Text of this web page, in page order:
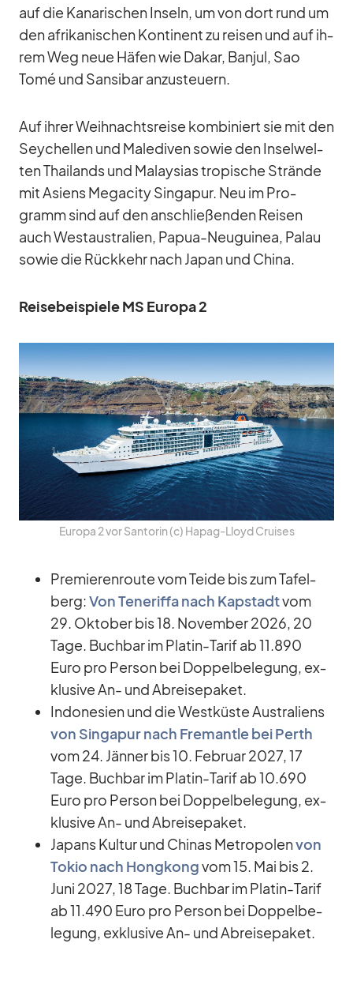
auf die Ka­na­ri­schen In­seln, um von dort rund um
den afri­ka­ni­schen Kon­ti­nent zu rei­sen und auf ih­
rem Weg neue Hä­fen wie Da­kar, Ban­jul, Sao
Tomé und San­si­bar an­zu­steu­ern.
Auf ih­rer Weih­nachts­reise kom­bi­niert sie mit den
Sey­chel­len und Ma­le­di­ven so­wie den In­sel­wel­
ten Thai­lands und Ma­lay­sias tro­pi­sche Strände
mit Asi­ens Me­ga­city Sin­ga­pur. Neu im Pro­
gramm sind auf den an­schlie­ßen­den Rei­sen
auch West­aus­tra­lien, Pa­pua-Neu­gui­nea, Pa­lau
so­wie die Rück­kehr nach Ja­pan und China.
Rei­se­bei­spiele MS Eu­ropa 2
Eu­ropa 2 vor San­to­rin (c) Ha­pag-Lloyd Crui­ses
Pre­mie­ren­route vom Teide bis zum Ta­fel­
berg:Von Te­ne­riffa nach Kap­stadtvom
29. Ok­to­ber bis 18. No­vem­ber 2026, 20
Tage. Buch­bar im Pla­tin-Ta­rif ab 11.890
Euro pro Per­son bei Dop­pel­be­le­gung, ex­
klu­sive An- und Ab­rei­se­pa­ket.
In­do­ne­sien und die West­küste Aus­tra­li­ens
von Sin­ga­pur nach Fre­mantle bei Perth
vom 24. Jän­ner bis 10. Fe­bruar 2027, 17
Tage. Buch­bar im Pla­tin-Ta­rif ab 10.690
Euro pro Per­son bei Dop­pel­be­le­gung, ex­
klu­sive An- und Ab­rei­se­pa­ket.
Ja­pans Kul­tur und Chi­nas Me­tro­po­lenvon
To­kio nach Hong­kongvom 15. Mai bis 2.
Juni 2027, 18 Tage. Buch­bar im Pla­tin-Ta­rif
ab 11.490 Euro pro Per­son bei Dop­pel­be­
le­gung, ex­klu­sive An- und Ab­rei­se­pa­ket.